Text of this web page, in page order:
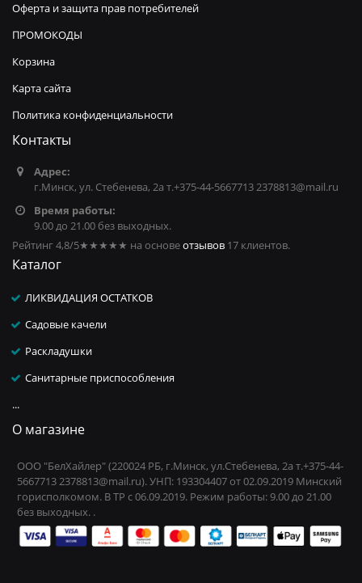
Оферта и защита прав потребителей
ПРОМОКОДЫ
Корзина
Карта сайта
Политика конфиденциальности
Контакты
Адрес:
г.Минск, ул. Стебенева, 2а т.+375-44-5667713 2378813@mail.ru
Время работы:
9.00 до 21.00 без выходных.
Рейтинг 4,8/5★★★★★ на основеотзывов 17 клиентов.
Каталог
ЛИКВИДАЦИЯ ОСТАТКОВ
Садовые качели
Раскладушки
Санитарные приспособления
...
О магазине
ООО "БелХайлер" (220024 РБ, г.Минск, ул.Стебенева, 2а т.+375-44-
5667713 2378813@mail.ru). УНП: 193304407 от 02.09.2019 Минский
горисполкомом. В ТР с 06.09.2019. Режим работы: 9.00 до 21.00
без выходных. .